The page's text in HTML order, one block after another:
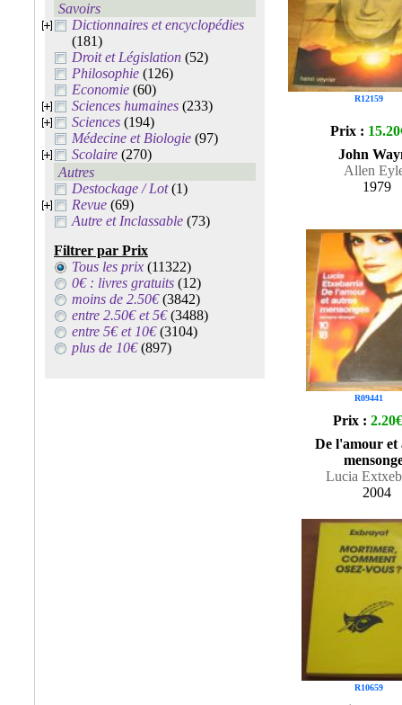
Savoirs
Dictionnaires et encyclopédies
(181)
Droit et Législation (52)
Philosophie (126)
Economie (60)
Sciences humaines (233)
Sciences (194)
Médecine et Biologie (97)
Scolaire (270)
Autres
Destockage / Lot(1)
Revue (69)
Autre et Inclassable (73)
Filtrer par Prix
Tous les prix (11322)
0€ : livres gratuits (12)
moins de 2.50€(3842)
entre 2.50€ et 5€(3488)
entre 5€ et 10€(3104)
plus de 10€(897)
R12159
Prix :
John
Allen
1979
R09441
Prix : 2.20€
De l'amour et
Lucia
2004
R10659